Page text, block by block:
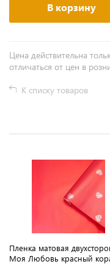
В корзину
Цена действительна
отличаться от цен в
К списку товаров
Пленка матовая
Моя Любовь красный